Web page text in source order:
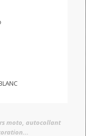
moto, autocollant